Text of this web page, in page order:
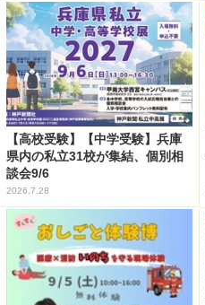
【高校受験】【中学受験】兵庫
県内の私立31校が集結、個別相
談会9/6
2026.7.28